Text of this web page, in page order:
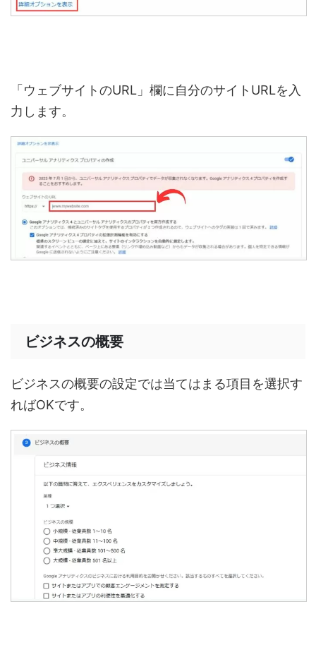
「ウェブサイトのURL」欄に自分のサイトURLを入
力します。
ビジネスの概要
ビジネスの概要の設定では当てはまる項目を選択す
ればOKです。